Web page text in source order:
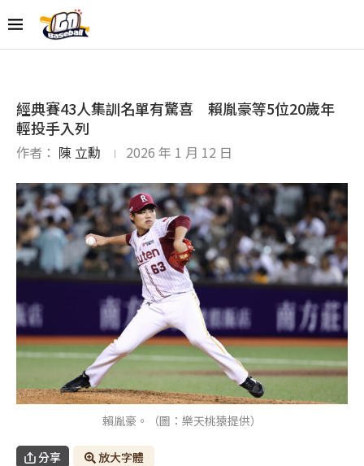
經典賽43人集訓名單有驚喜 賴胤豪等5位20歲年
輕投手入列
作者： 陳 立勳 2026 年 1 月 12 日
賴胤豪。（圖：樂天桃猿提供）
分享 放大字體